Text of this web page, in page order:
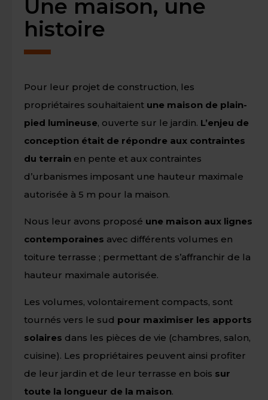
Une maison, une
histoire
Pour leur projet de construction, les
propriétaires souhaitaient une maison de plain-
pied lumineuse, ouverte sur le jardin. L’enjeu de
conception était de répondre aux contraintes
du terrain en pente et aux contraintes
d’urbanismes imposant une hauteur maximale
autorisée à 5 m pour la maison.
Nous leur avons proposé une maison aux lignes
contemporaines avec différents volumes en
toiture terrasse ; permettant de s’affranchir de la
hauteur maximale autorisée.
Les volumes, volontairement compacts, sont
tournés vers le sud pour maximiser les apports
solaires dans les pièces de vie (chambres, salon,
cuisine). Les propriétaires peuvent ainsi profiter
de leur jardin et de leur terrasse en bois sur
toute la longueur de la maison.